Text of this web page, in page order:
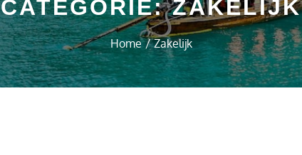
CATEGORIE:ZAKELIJK
Home Zakelijk